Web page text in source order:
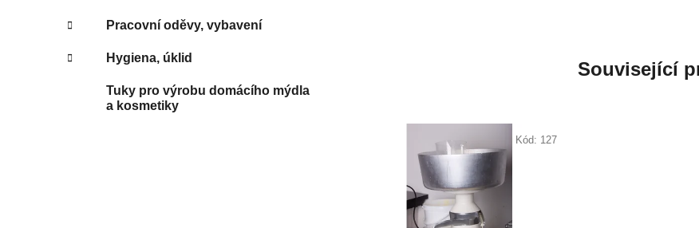
Pracovní oděvy, vybavení
Hygiena, úklid
Tuky pro výrobu domácího mýdla
a kosmetiky
Související
Kód: 127